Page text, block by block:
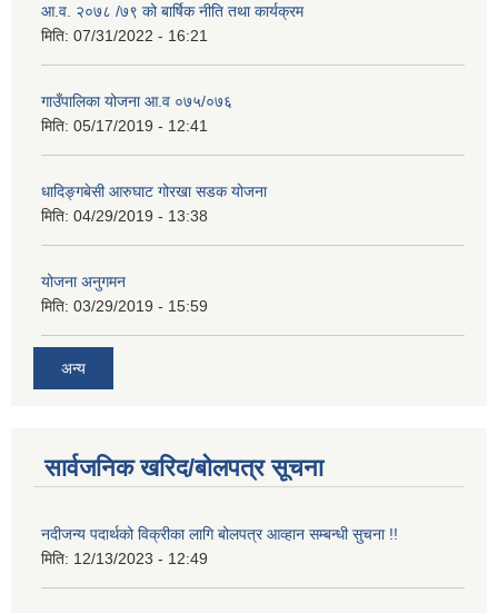
आ.व. २०७८ /७९ को बार्षिक नीति तथा कार्यक्रम
मिति: 07/31/2022 - 16:21
गाउँपालिका योजना आ.व ०७५/०७६
मिति: 05/17/2019 - 12:41
धादिङ्गबेसी आरुघाट गोरखा सडक योजना
मिति: 04/29/2019 - 13:38
योजना अनुगमन
मिति: 03/29/2019 - 15:59
अन्य
सार्वजनिक खरिद/बोलपत्र सूचना
नदीजन्य पदार्थको विक्रीका लागि बोलपत्र आव्हान सम्बन्धी सुचना !!
मिति: 12/13/2023 - 12:49